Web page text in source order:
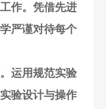
作。凭借先进
严谨对待每个
运用规范实验
验设计与操作